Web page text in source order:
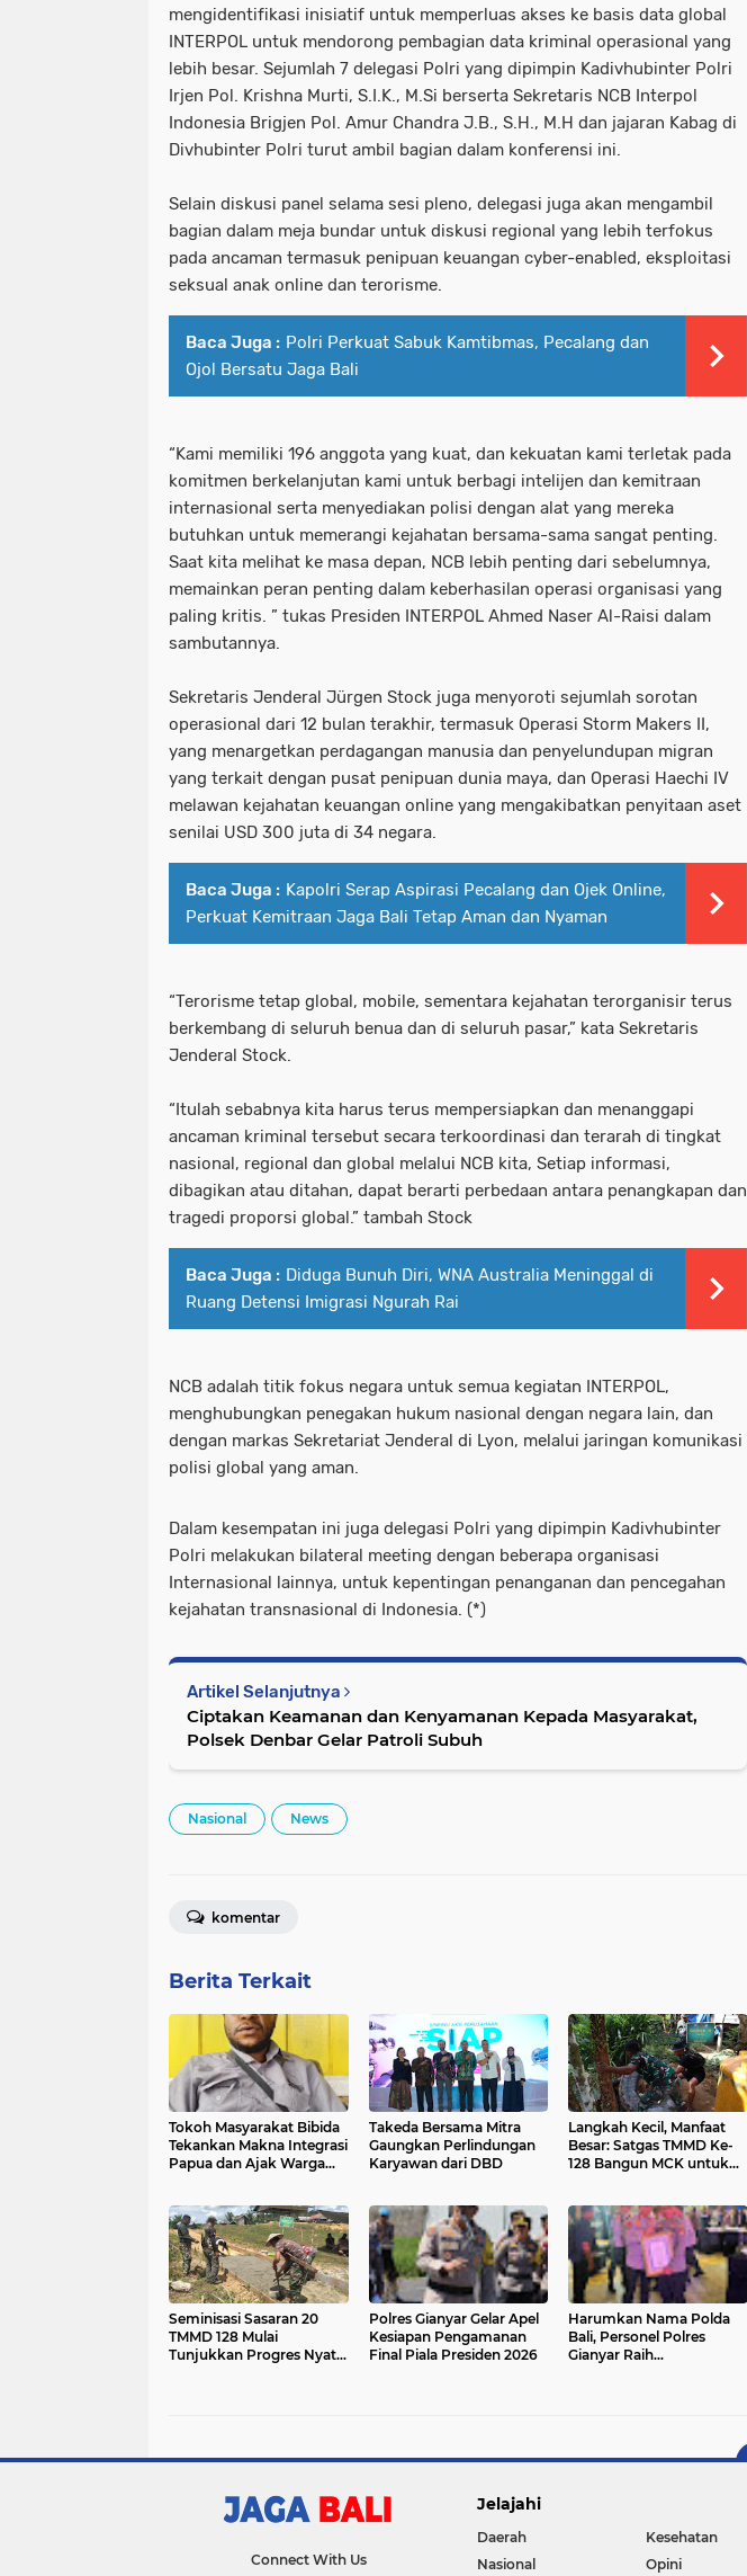
mengidentifikasi inisiatif untuk memperluas akses ke basis data global
INTERPOL untuk mendorong pembagian data kriminal operasional yang
lebih besar. Sejumlah 7 delegasi Polri yang dipimpin Kadivhubinter Polri
Irjen Pol. Krishna Murti, S.I.K., M.Si berserta Sekretaris NCB Interpol
Indonesia Brigjen Pol. Amur Chandra J.B., S.H., M.H dan jajaran Kabag di
Divhubinter Polri turut ambil bagian dalam konferensi ini.
Selain diskusi panel selama sesi pleno, delegasi juga akan mengambil
bagian dalam meja bundar untuk diskusi regional yang lebih terfokus
pada ancaman termasuk penipuan keuangan cyber-enabled, eksploitasi
seksual anak online dan terorisme.
Baca Juga : Polri Perkuat Sabuk Kamtibmas, Pecalang dan
Ojol Bersatu Jaga Bali
“Kami memiliki 196 anggota yang kuat, dan kekuatan kami terletak pada
komitmen berkelanjutan kami untuk berbagi intelijen dan kemitraan
internasional serta menyediakan polisi dengan alat yang mereka
butuhkan untuk memerangi kejahatan bersama-sama sangat penting.
Saat kita melihat ke masa depan, NCB lebih penting dari sebelumnya,
memainkan peran penting dalam keberhasilan operasi organisasi yang
paling kritis. ” tukas Presiden INTERPOL Ahmed Naser Al-Raisi dalam
sambutannya.
Sekretaris Jenderal Jürgen Stock juga menyoroti sejumlah sorotan
operasional dari 12 bulan terakhir, termasuk Operasi Storm Makers II,
yang menargetkan perdagangan manusia dan penyelundupan migran
yang terkait dengan pusat penipuan dunia maya, dan Operasi Haechi IV
melawan kejahatan keuangan online yang mengakibatkan penyitaan aset
senilai USD 300 juta di 34 negara.
Baca Juga : Kapolri Serap Aspirasi Pecalang dan Ojek Online,
Perkuat Kemitraan Jaga Bali Tetap Aman dan Nyaman
“Terorisme tetap global, mobile, sementara kejahatan terorganisir terus
berkembang di seluruh benua dan di seluruh pasar,” kata Sekretaris
Jenderal Stock.
“Itulah sebabnya kita harus terus mempersiapkan dan menanggapi
ancaman kriminal tersebut secara terkoordinasi dan terarah di tingkat
nasional, regional dan global melalui NCB kita, Setiap informasi,
dibagikan atau ditahan, dapat berarti perbedaan antara penangkapan dan
tragedi proporsi global.” tambah Stock
Baca Juga : Diduga Bunuh Diri, WNA Australia Meninggal di
Ruang Detensi Imigrasi Ngurah Rai
NCB adalah titik fokus negara untuk semua kegiatan INTERPOL,
menghubungkan penegakan hukum nasional dengan negara lain, dan
dengan markas Sekretariat Jenderal di Lyon, melalui jaringan komunikasi
polisi global yang aman.
Dalam kesempatan ini juga delegasi Polri yang dipimpin Kadivhubinter
Polri melakukan bilateral meeting dengan beberapa organisasi
Internasional lainnya, untuk kepentingan penanganan dan pencegahan
kejahatan transnasional di Indonesia. (*)
Artikel Selanjutnya
Ciptakan Keamanan dan Kenyamanan Kepada Masyarakat,
Polsek Denbar Gelar Patroli Subuh
Nasional News
komentar
Berita Terkait
Tokoh Masyarakat Bibida
Tekankan Makna Integrasi
Papua dan Ajak Warga
Takeda Bersama Mitra
Gaungkan Perlindungan
Karyawan dari DBD
Langkah Kecil, Manfaat
Besar: Satgas TMMD Ke-
128 Bangun MCK untuk
Seminisasi Sasaran 20
TMMD 128 Mulai
Tunjukkan Progres Nyata
Polres Gianyar Gelar Apel
Kesiapan Pengamanan
Final Piala Presiden 2026
Harumkan Nama Polda
Bali, Personel Polres
Gianyar Raih
Connect With Us
Jelajahi
Daerah Kesehatan
Nasional
Opini